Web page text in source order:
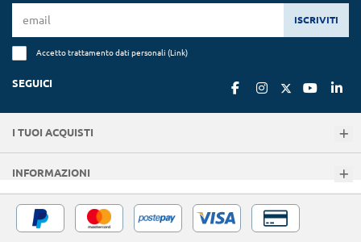
ISCRIVITI
Accetto trattamento dati personali (Link)
SEGUICI
I TUOI ACQUISTI
INFORMAZIONI